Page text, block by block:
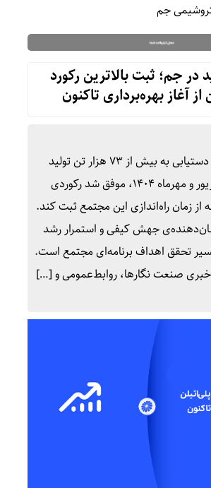
جم
در جم؛ ثبت بالاترین رکورد
از آغاز بهره‌برداری تاکنون
پتروشیمی جم با دستیابی به بیش از ۷۳ هزار تن تولید
پلی‌اتیلن در شهریور و مهرماه ۱۴۰۴، موفق شد رکوردی
از زمان راه‌اندازی این مجتمع ثبت کند.
جهش کیفی و استمرار رشد
مسیر تحقق اهداف برنامه‌ای مجتمع است.
خبری صنعت نگارها، روابط‌عمومی و […]